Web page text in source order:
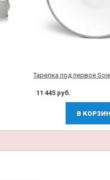
Тарелка под первое
11 445 руб.
В